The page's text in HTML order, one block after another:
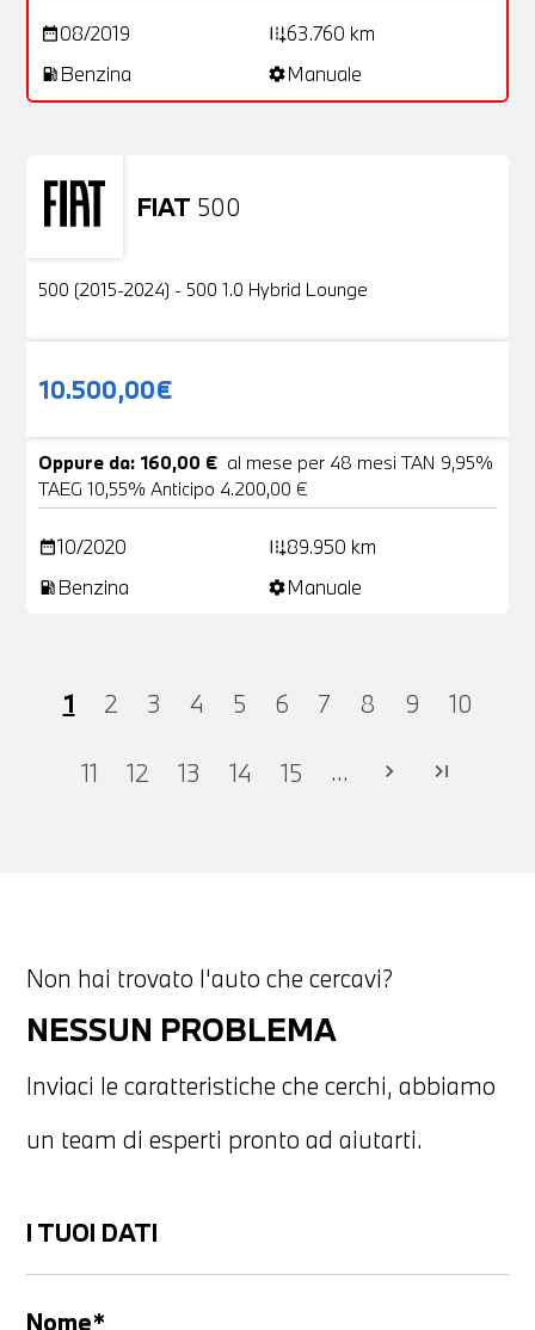
date_range08/2019 add_road63.760 km
local_gas_station Benzina settingsManuale
FIAT 500
Usato
500 (2015-2024) - 500 1.0 Hybrid Lounge
10.500,00€
Oppure da: 160,00 € al mese per 48 mesi TAN 9,95%
TAEG 10,55% Anticipo 4.200,00 €
date_range10/2020 add_road89.950 km
local_gas_station Benzina settingsManuale
1 2 3 4 5 6 7 8 9 10
11 12 13 14 15 ... chevron_right last_page
Non hai trovato l'auto che cercavi?
NESSUN PROBLEMA
Inviaci le caratteristiche che cerchi, abbiamo
un team di esperti pronto ad aiutarti.
I TUOI DATI
Nome*